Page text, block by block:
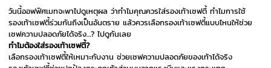
วันนี้ออฟฟิศเมทจะพาไปดูเหตุผล ว่าทำไมคุณควรใส่รองเท้าเซฟตี้ ทำไมการใช้
รองเท้าเซฟตี้ร่วมกันถึงเป็นอันตราย แล้วควรเลือกรองเท้าเซฟตี้แบบไหนให้ช่วย
เซฟความปลอดภัยได้จริง…? ไปดูกันเลย
ทำไมต้องใส่รองเท้าเซฟตี้?
เลือกรองเท้าเซฟตี้ให้เหมาะกับงาน ช่วยเซฟความปลอดภัยของเท้าได้จริง